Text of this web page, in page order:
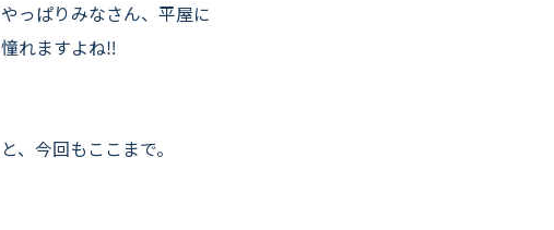
やっぱりみなさん、平屋に
憧れますよね‼
と、今回もここまで。